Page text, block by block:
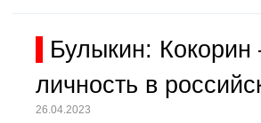
Булыкин:
личность в
26.04.2023